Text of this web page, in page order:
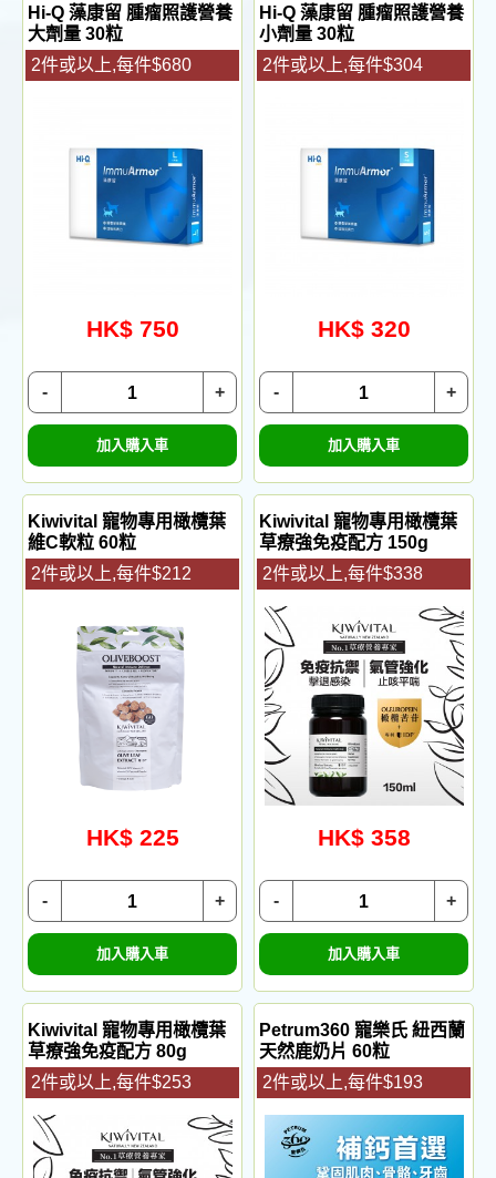
Hi-Q 藻康留 腫瘤照護營養
大劑量 30粒
2件或以上,每件$680
HK$ 750
+
-
加入購入車
Hi-Q 藻康留 腫瘤照護營養
小劑量 30粒
2件或以上,每件$304
HK$ 320
+
-
加入購入車
Kiwivital 寵物專用橄欖葉
維C軟粒 60粒
2件或以上,每件$212
HK$ 225
+
-
加入購入車
Kiwivital 寵物專用橄欖葉
草療強免疫配方 150g
2件或以上,每件$338
HK$ 358
+
-
加入購入車
Kiwivital 寵物專用橄欖葉
草療強免疫配方 80g
2件或以上,每件$253
Petrum360 寵樂氏 紐西蘭
天然鹿奶片 60粒
2件或以上,每件$193